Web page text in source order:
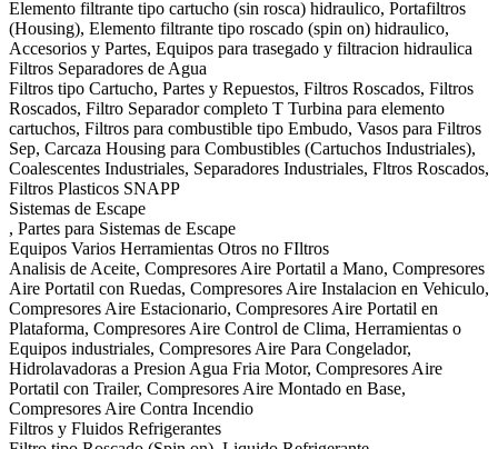
Elemento filtrante tipo cartucho (sin rosca) hidraulico, Portafiltros
(Housing), Elemento filtrante tipo roscado (spin on) hidraulico,
Accesorios y Partes, Equipos para trasegado y filtracion hidraulica
Filtros Separadores de Agua
Filtros tipo Cartucho, Partes y Repuestos, Filtros Roscados, Filtros
Roscados, Filtro Separador completo T Turbina para elemento
cartuchos, Filtros para combustible tipo Embudo, Vasos para Filtros
Sep, Carcaza Housing para Combustibles (Cartuchos Industriales),
Coalescentes Industriales, Separadores Industriales, Fltros Roscados,
Filtros Plasticos SNAPP
Sistemas de Escape
, Partes para Sistemas de Escape
Equipos Varios Herramientas Otros no FIltros
Analisis de Aceite, Compresores Aire Portatil a Mano, Compresores
Aire Portatil con Ruedas, Compresores Aire Instalacion en Vehiculo,
Compresores Aire Estacionario, Compresores Aire Portatil en
Plataforma, Compresores Aire Control de Clima, Herramientas o
Equipos industriales, Compresores Aire Para Congelador,
Hidrolavadoras a Presion Agua Fria Motor, Compresores Aire
Portatil con Trailer, Compresores Aire Montado en Base,
Compresores Aire Contra Incendio
Filtros y Fluidos Refrigerantes